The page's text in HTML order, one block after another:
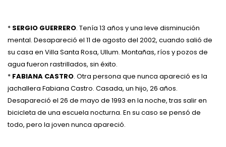
* SERGIO GUERRERO. Tenía 13 años y una leve disminución
mental. Desapareció el 11 de agosto del 2002, cuando salió de
su casa en Villa Santa Rosa, Ullum. Montañas, ríos y pozos de
agua fueron rastrillados, sin éxito.
* FABIANA CASTRO. Otra persona que nunca apareció es la
jachallera Fabiana Castro. Casada, un hijo, 26 años.
Desapareció el 26 de mayo de 1993 en la noche, tras salir en
bicicleta de una escuela nocturna. En su caso se pensó de
todo, pero la joven nunca apareció.